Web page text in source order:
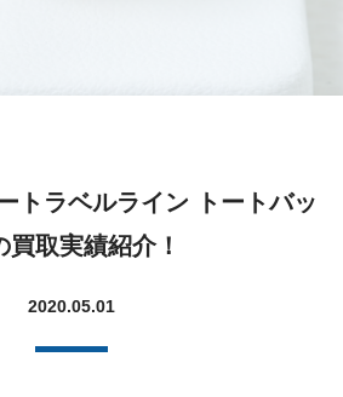
トラベルライン トートバッ
買取実績紹介！
2020.05.01